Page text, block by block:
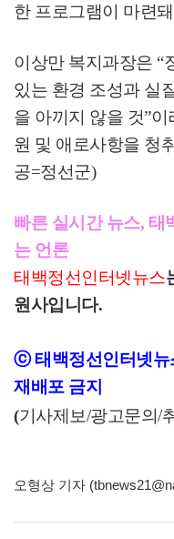
한 프로그램이 마련
이상만 복지과장은 “
있는 환경 조성과 실
을 아끼지 않을 것”이
원 및 애로사항을 청
공=정선군)
빠른 실시간 뉴스, 태
는 언론
태백정선인터넷뉴스
원사입니다.
ⓒ 태백정선인터넷뉴
재배포 금지
(기사제보/광고문의/
오형상 기자